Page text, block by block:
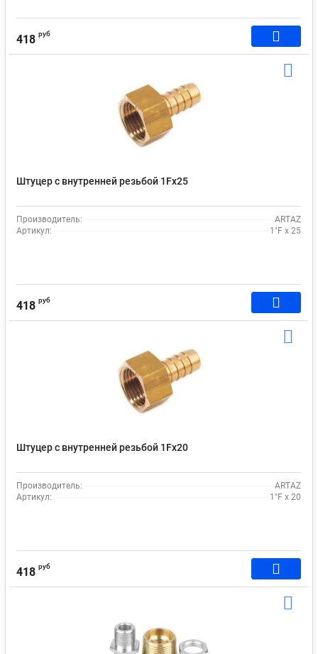
418 руб
Штуцер с внутренней резьбой 1Fx25
Производитель:
ARTAZ
Артикул:
1"F x 25
418 руб
Штуцер с внутренней резьбой 1Fx20
Производитель:
ARTAZ
Артикул:
1"F x 20
418 руб